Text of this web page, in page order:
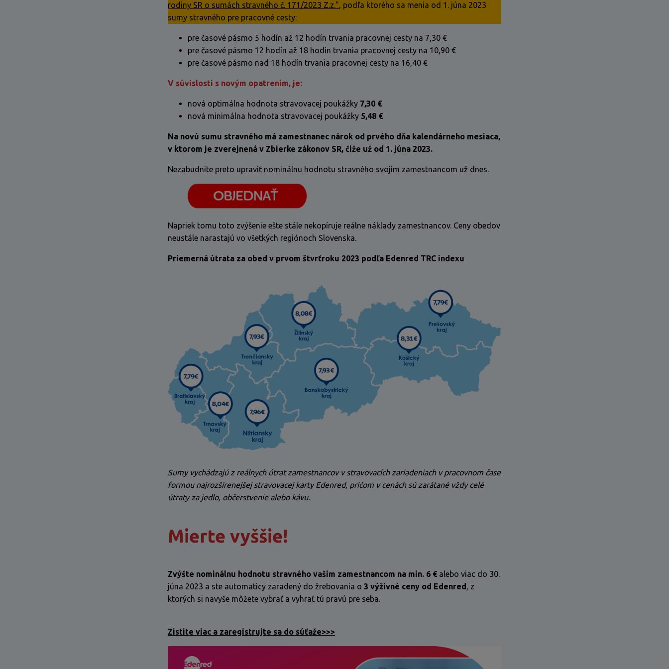
rodiny SR o sumách stravného č. 171/2023 Z.z.", podľa ktorého sa menia od 1. júna 2023
sumy stravného pre pracovné cesty:
pre časové pásmo 5 hodín až 12 hodín trvania pracovnej cesty na 7,30 €
pre časové pásmo 12 hodín až 18 hodín trvania pracovnej cesty na 10,90 €
pre časové pásmo nad 18 hodín trvania pracovnej cesty na 16,40 €
V súvislosti s novým opatrením, je:
nová optimálna hodnota stravovacej poukážky 7,30 €
nová minimálna hodnota stravovacej poukážky 5,48 €
Na novú sumu stravného má zamestnanec nárok od prvého dňa kalendárneho mesiaca,
v ktorom je zverejnená v Zbierke zákonov SR, čiže už od 1. júna 2023.
Nezabudnite preto upraviť nominálnu hodnotu stravného svojim zamestnancom už dnes.
Napriek tomu toto zvýšenie ešte stále nekopíruje reálne náklady zamestnancov. Ceny obedov
neustále narastajú vo všetkých regiónoch Slovenska.
Priemerná útrata za obed v prvom štvrťroku 2023 podľa Edenred TRC indexu
Sumy vychádzajú z reálnych útrat zamestnancov v stravovacích zariadeniach v pracovnom čase
formou najrozšírenejšej stravovacej karty Edenred, pričom v cenách sú zarátané vždy celé
útraty za jedlo, občerstvenie alebo kávu.
Mierte vyššie!
Zvýšte nominálnu hodnotu stravného vašim zamestnancom na min. 6 € alebo viac do 30.
júna 2023 a ste automaticy zaradený do žrebovania o 3 výživné ceny od Edenred, z
ktorých si navyše môžete vybrať a vyhrať tú pravú pre seba.
Zistite viac a zaregistrujte sa do súťaže>>>